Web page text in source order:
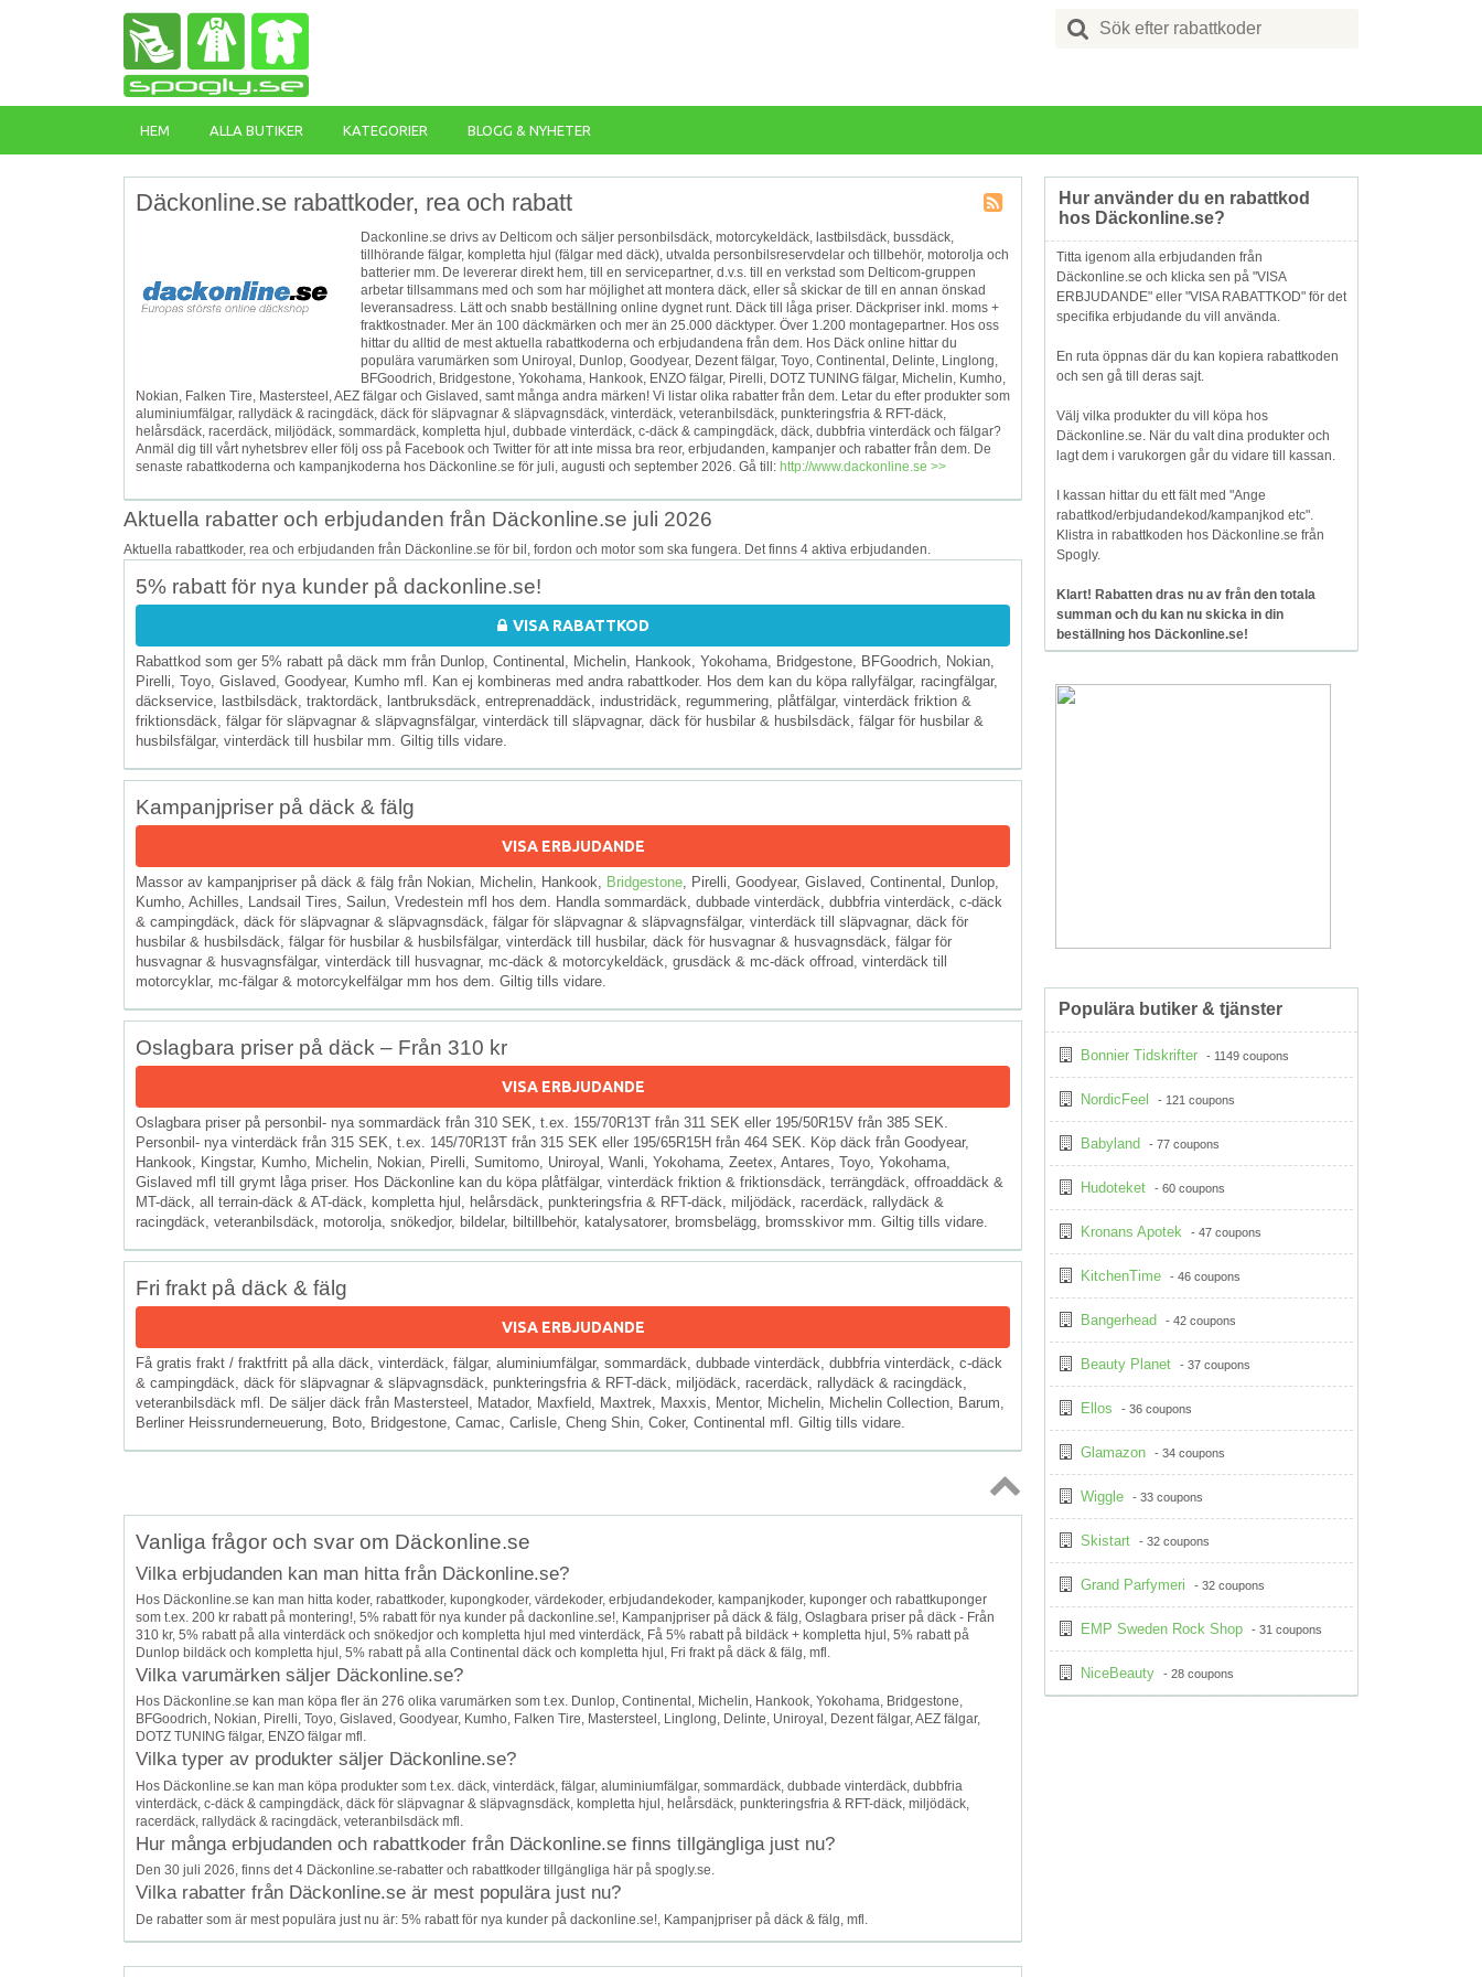
Search
for:
HEM ALLA BUTIKER KATEGORIER BLOGG & NYHETER
RSS
Däckonline.se rabattkoder, rea och rabatt
Dackonline.se drivs av Delticom och säljer personbilsdäck, motorcykeldäck, lastbilsdäck, bussdäck,
tillhörande fälgar, kompletta hjul (fälgar med däck), utvalda personbilsreservdelar och tillbehör, motorolja och
batterier mm. De levererar direkt hem, till en servicepartner, d.v.s. till en verkstad som Delticom-gruppen
arbetar tillsammans med och som har möjlighet att montera däck, eller så skickar de till en annan önskad
leveransadress. Lätt och snabb beställning online dygnet runt. Däck till låga priser. Däckpriser inkl. moms +
fraktkostnader. Mer än 100 däckmärken och mer än 25.000 däcktyper. Över 1.200 montagepartner. Hos oss
hittar du alltid de mest aktuella rabattkoderna och erbjudandena från dem. Hos Däck online hittar du
populära varumärken som ‎Uniroyal, Dunlop, Goodyear, Dezent fälgar, Toyo, Continental, Delinte, Linglong,
BFGoodrich, Bridgestone, Yokohama, Hankook, ENZO fälgar, Pirelli, DOTZ TUNING fälgar, Michelin, Kumho,
Nokian, Falken Tire, Mastersteel, AEZ fälgar och Gislaved, samt många andra märken! Vi listar olika rabatter från dem. Letar du efter produkter som
aluminiumfälgar, rallydäck & racingdäck, däck för släpvagnar & släpvagnsdäck, vinterdäck, veteranbilsdäck, punkteringsfria & RFT-däck,
helårsdäck, racerdäck, miljödäck, sommardäck, kompletta hjul, dubbade vinterdäck, c-däck & campingdäck, däck, dubbfria vinterdäck och fälgar?
Anmäl dig till vårt nyhetsbrev eller följ oss på Facebook och Twitter för att inte missa bra reor, erbjudanden, kampanjer och rabatter från dem. De
senaste rabattkoderna och kampanjkoderna hos Däckonline.se för juli, augusti och september 2026. Gå till: http://www.dackonline.se >>
Aktuella rabatter och erbjudanden från Däckonline.se juli 2026
Aktuella rabattkoder, rea och erbjudanden från Däckonline.se för bil, fordon och motor som ska fungera. Det finns 4 aktiva erbjudanden.
5% rabatt för nya kunder på dackonline.se!
VISA RABATTKOD
Rabattkod som ger 5% rabatt på däck mm från Dunlop, Continental, Michelin, Hankook, Yokohama, Bridgestone, BFGoodrich, Nokian,
Pirelli, Toyo, Gislaved, Goodyear, Kumho mfl. Kan ej kombineras med andra rabattkoder. Hos dem kan du köpa rallyfälgar, racingfälgar,
däckservice, lastbilsdäck, traktordäck, lantbruksdäck, entreprenaddäck, industridäck, regummering, plåtfälgar, vinterdäck friktion &
friktionsdäck, fälgar för släpvagnar & släpvagnsfälgar, vinterdäck till släpvagnar, däck för husbilar & husbilsdäck, fälgar för husbilar &
husbilsfälgar, vinterdäck till husbilar mm. Giltig tills vidare.
Kampanjpriser på däck & fälg
VISA ERBJUDANDE
Massor av kampanjpriser på däck & fälg från Nokian, Michelin, Hankook, Bridgestone , Pirelli, Goodyear, Gislaved, Continental, Dunlop,
Kumho, Achilles, Landsail Tires, Sailun, Vredestein mfl hos dem. Handla sommardäck, dubbade vinterdäck, dubbfria vinterdäck, c-däck
& campingdäck, däck för släpvagnar & släpvagnsdäck, fälgar för släpvagnar & släpvagnsfälgar, vinterdäck till släpvagnar, däck för
husbilar & husbilsdäck, fälgar för husbilar & husbilsfälgar, vinterdäck till husbilar, däck för husvagnar & husvagnsdäck, fälgar för
husvagnar & husvagnsfälgar, vinterdäck till husvagnar, mc-däck & motorcykeldäck, grusdäck & mc-däck offroad, vinterdäck till
motorcyklar, mc-fälgar & motorcykelfälgar mm hos dem. Giltig tills vidare.
Oslagbara priser på däck – Från 310 kr
VISA ERBJUDANDE
Oslagbara priser på personbil- nya sommardäck från 310 SEK, t.ex. 155/70R13T från 311 SEK eller 195/50R15V från 385 SEK.
Personbil- nya vinterdäck från 315 SEK, t.ex. 145/70R13T från 315 SEK eller 195/65R15H från 464 SEK. Köp däck från Goodyear,
Hankook, Kingstar, Kumho, Michelin, Nokian, Pirelli, Sumitomo, Uniroyal, Wanli, Yokohama, Zeetex, Antares, Toyo, Yokohama,
Gislaved mfl till grymt låga priser. Hos Däckonline kan du köpa plåtfälgar, vinterdäck friktion & friktionsdäck, terrängdäck, offroaddäck &
MT-däck, all terrain-däck & AT-däck, kompletta hjul, helårsdäck, punkteringsfria & RFT-däck, miljödäck, racerdäck, rallydäck &
racingdäck, veteranbilsdäck, motorolja, snökedjor, bildelar, biltillbehör, katalysatorer, bromsbelägg, bromsskivor mm. Giltig tills vidare.
Fri frakt på däck & fälg
VISA ERBJUDANDE
Få gratis frakt / fraktfritt på alla däck, vinterdäck, fälgar, aluminiumfälgar, sommardäck, dubbade vinterdäck, dubbfria vinterdäck, c-däck
& campingdäck, däck för släpvagnar & släpvagnsdäck, punkteringsfria & RFT-däck, miljödäck, racerdäck, rallydäck & racingdäck,
veteranbilsdäck mfl. De säljer däck från Mastersteel, Matador, Maxfield, Maxtrek, Maxxis, Mentor, Michelin, Michelin Collection, Barum,
Berliner Heissrunderneuerung, Boto, Bridgestone, Camac, Carlisle, Cheng Shin, Coker, Continental mfl. Giltig tills vidare.
Topp
Vanliga frågor och svar om Däckonline.se
Vilka erbjudanden kan man hitta från Däckonline.se?
Hos Däckonline.se kan man hitta koder, rabattkoder, kupongkoder, värdekoder, erbjudandekoder, kampanjkoder, kuponger och rabattkuponger
som t.ex. 200 kr rabatt på montering!, 5% rabatt för nya kunder på dackonline.se!, Kampanjpriser på däck & fälg, Oslagbara priser på däck - Från
310 kr, 5% rabatt på alla vinterdäck och snökedjor och kompletta hjul med vinterdäck, Få 5% rabatt på bildäck + kompletta hjul, 5% rabatt på
Dunlop bildäck och kompletta hjul, 5% rabatt på alla Continental däck och kompletta hjul, Fri frakt på däck & fälg, mfl.
Vilka varumärken säljer Däckonline.se?
Hos Däckonline.se kan man köpa fler än 276 olika varumärken som t.ex. Dunlop, Continental, Michelin, Hankook, Yokohama, Bridgestone,
BFGoodrich, Nokian, Pirelli, Toyo, Gislaved, Goodyear, Kumho, Falken Tire, Mastersteel, Linglong, Delinte, Uniroyal, Dezent fälgar, AEZ fälgar,
DOTZ TUNING fälgar, ENZO fälgar mfl.
Vilka typer av produkter säljer Däckonline.se?
Hos Däckonline.se kan man köpa produkter som t.ex. däck, vinterdäck, fälgar, aluminiumfälgar, sommardäck, dubbade vinterdäck, dubbfria
vinterdäck, c-däck & campingdäck, däck för släpvagnar & släpvagnsdäck, kompletta hjul, helårsdäck, punkteringsfria & RFT-däck, miljödäck,
racerdäck, rallydäck & racingdäck, veteranbilsdäck mfl.
Hur många erbjudanden och rabattkoder från Däckonline.se finns tillgängliga just nu?
Den 30 juli 2026, finns det 4 Däckonline.se-rabatter och rabattkoder tillgängliga här på spogly.se.
Vilka rabatter från Däckonline.se är mest populära just nu?
De rabatter som är mest populära just nu är: 5% rabatt för nya kunder på dackonline.se!, Kampanjpriser på däck & fälg, mfl.
Hur använder du en rabattkod
hos Däckonline.se?
Titta igenom alla erbjudanden från
Däckonline.se och klicka sen på "VISA
ERBJUDANDE" eller "VISA RABATTKOD" för det
specifika erbjudande du vill använda.
En ruta öppnas där du kan kopiera rabattkoden
och sen gå till deras sajt.
Välj vilka produkter du vill köpa hos
Däckonline.se. När du valt dina produkter och
lagt dem i varukorgen går du vidare till kassan.
I kassan hittar du ett fält med "Ange
rabattkod/erbjudandekod/kampanjkod etc".
Klistra in rabattkoden hos Däckonline.se från
Spogly.
Klart! Rabatten dras nu av från den totala
summan och du kan nu skicka in din
beställning hos Däckonline.se!
Populära butiker & tjänster
Bonnier Tidskrifter - 1149 coupons
NordicFeel - 121 coupons
Babyland - 77 coupons
Hudoteket - 60 coupons
Kronans Apotek - 47 coupons
KitchenTime - 46 coupons
Bangerhead - 42 coupons
Beauty Planet - 37 coupons
Ellos - 36 coupons
Glamazon - 34 coupons
Wiggle - 33 coupons
Skistart - 32 coupons
Grand Parfymeri - 32 coupons
EMP Sweden Rock Shop - 31 coupons
NiceBeauty - 28 coupons